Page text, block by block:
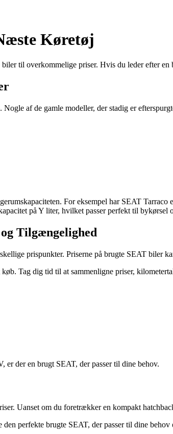
Køretøj
til overkommelige priser. Hvis du leder efter
af de gamle modeller, der stadig er
For eksempel har SEAT
på Y liter, hvilket passer perfekt til bykørsel
Tilgængelighed
prispunkter. Priserne på brugte SEAT biler
Tag dig tid til at sammenligne priser,
der en brugt SEAT, der passer til dine behov.
Uanset om du foretrækker en kompakt
perfekte brugte SEAT, der passer til dine behov